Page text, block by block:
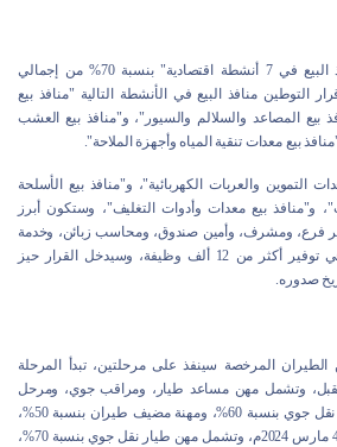
تضمنت القرارات توطين منافذ البيع في 7 أنشطة اقتصادية" بنسبة 70% من إجمالي
التوطين منافذ البيع في الأنشطة التالية "منافذ بيع
بيع المصاعد والسلالم والسيور"، و"منافذ بيع العشب
بيع معدات تنقية المياه وأجهزة الملاحة".
التموين والعربات الكهربائية"، و"منافذ بيع الأسلحة
و"منافذ بيع معدات وأدوات التغليف"، وستكون أبرز
فرع، ومشرف، وأمين صندوق، ومحاسب زبائن، وخدمة
العملاء، وسيسهم هذا القرار في توفير أكثر من 12 ألف وظيفة، وسيدخل القرار حيز
المرخصة سينفذ على مرحلتين، تبدأ المرحلة
من 15 مارس المقبل، وتشمل مهن مساعد طيار، ومراقب جوي، ومرحل
جوي بنسبة 100%، ومهنة طيار نقل جوي بنسبة 60%، ومهنة مضيف طيران بنسبة 50%،
على أن تبدأ المرحلة الثانية في 4 مارس 2024م، وتشمل مهن طيار نقل جوي بنسبة 70%،